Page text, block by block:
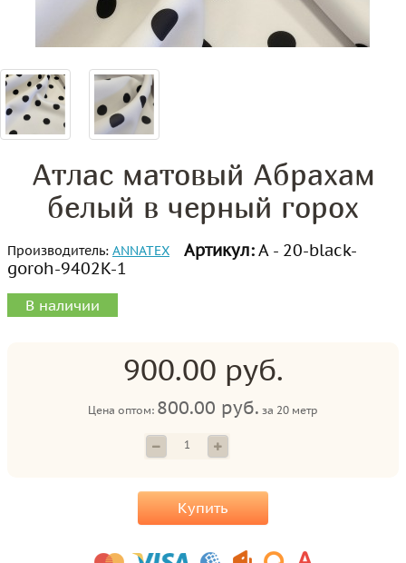
Атлас матовый Абрахам
белый в черный горох
Производитель: ANNATEX Артикул:А - 20-black-
goroh-9402K-1
В наличии
900.00 руб.
Цена оптом: 800.00 руб. за 20 метр
Купить